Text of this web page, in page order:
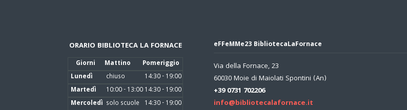
ORARIO BIBLIOTECA LA FORNACE
Giorni Mattino
Pomeriggio
Lunedì
chiuso
14:30 - 19:00
Martedì
10:00 - 13:0014:30 - 19:00
Mercoledì solo scuole 14:30 - 19:00
eFFeMMe23 BibliotecaLaFornace
Via della Fornace, 23
60030 Moie di Maiolati Spontini (An)
+39 0731 702206
info@bibliotecalafornace.it